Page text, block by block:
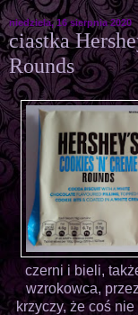
niedziela, 16 sierpnia 2020
ciastka
Rounds
czerni i bieli,
wzrokowca,
krzyczy, że coś